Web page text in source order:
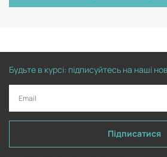
Будьте в курсі: підписуйтесь на наші
Підписатися